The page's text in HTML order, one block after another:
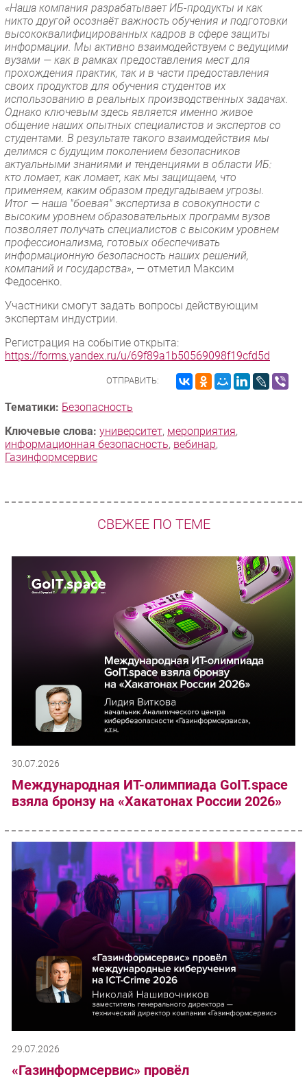
«Наша компания разрабатывает ИБ-продукты и как
никто другой осознаёт важность обучения и подготовки
высококвалифицированных кадров в сфере защиты
информации. Мы активно взаимодействуем с ведущими
вузами — как в рамках предоставления мест для
прохождения практик, так и в части предоставления
своих продуктов для обучения студентов их
использованию в реальных производственных задачах.
Однако ключевым здесь является именно живое
общение наших опытных специалистов и экспертов со
студентами. В результате такого взаимодействия мы
делимся с будущим поколением безопасников
актуальными знаниями и тенденциями в области ИБ:
кто ломает, как ломает, как мы защищаем, что
применяем, каким образом предугадываем угрозы.
Итог — наша "боевая" экспертиза в совокупности с
высоким уровнем образовательных программ вузов
позволяет получать специалистов с высоким уровнем
профессионализма, готовых обеспечивать
информационную безопасность наших решений,
компаний и государства», — отметил Максим
Федосенко.
Участники смогут задать вопросы действующим
экспертам индустрии.
Регистрация на событие открыта:
https://forms.yandex.ru/u/69f89a1b50569098f19cfd5d
ОТПРАВИТЬ:
Тематики: Безопасность
Ключевые слова: университет, мероприятия,
информационная безопасность, вебинар,
Газинформсервис
СВЕЖЕЕ ПО ТЕМЕ
30.07.2026
Международная ИТ-олимпиада GoIT.space
взяла бронзу на «Хакатонах России 2026»
29.07.2026
«Газинформсервис» провёл